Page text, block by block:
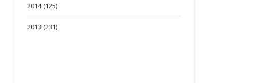
2014 (125)
2013 (231)